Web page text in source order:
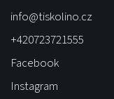
info@tiskolino.cz
+420723721555
Facebook
Instagram